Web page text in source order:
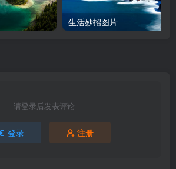
生活妙招图片
请登录后发表评论
登录 注册